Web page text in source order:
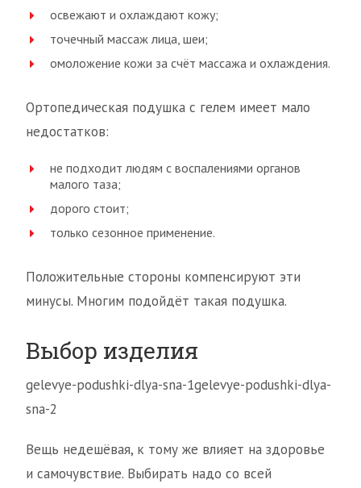
освежают и охлаждают кожу;
точечный массаж лица, шеи;
омоложение кожи за счёт массажа и охлаждения.
Ортопедическая подушка с гелем имеет мало
недостатков:
не подходит людям с воспалениями органов
малого таза;
дорого стоит;
только сезонное применение.
Положительные стороны компенсируют эти
минусы. Многим подойдёт такая подушка.
Выбор изделия
gelevye-podushki-dlya-sna-1gelevye-podushki-dlya-
sna-2
Вещь недешёвая, к тому же влияет на здоровье
и самочувствие. Выбирать надо со всей